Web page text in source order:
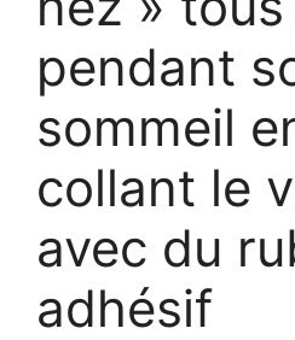
pendant
sommeil
collant le
avec du
adhésif